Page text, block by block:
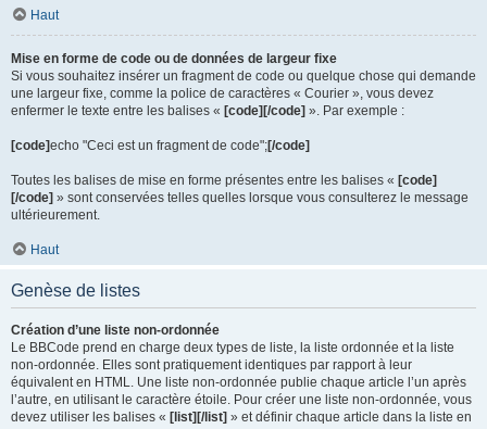
Haut
Mise en forme de code ou de données de largeur fixe
Si vous souhaitez insérer un fragment de code ou quelque chose qui demande
une largeur fixe, comme la police de caractères « Courier », vous devez
enfermer le texte entre les balises « [code][/code] ». Par exemple :
[code]echo "Ceci est un fragment de code";[/code]
Toutes les balises de mise en forme présentes entre les balises « [code]
[/code] » sont conservées telles quelles lorsque vous consulterez le message
ultérieurement.
Haut
Genèse de listes
Création d’une liste non-ordonnée
Le BBCode prend en charge deux types de liste, la liste ordonnée et la liste
non-ordonnée. Elles sont pratiquement identiques par rapport à leur
équivalent en HTML. Une liste non-ordonnée publie chaque article l’un après
l’autre, en utilisant le caractère étoile. Pour créer une liste non-ordonnée, vous
devez utiliser les balises « [list][/list] » et définir chaque article dans la liste en